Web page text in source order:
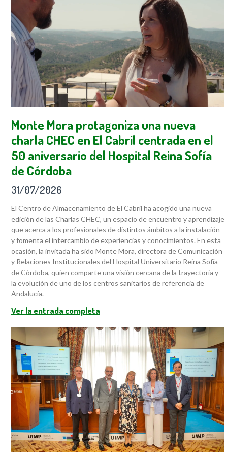
Monte Mora protagoniza una nueva
charla CHEC en El Cabril centrada en el
50 aniversario del Hospital Reina Sofía
de Córdoba
31/07/2026
El Centro de Almacenamiento de El Cabril ha acogido una nueva
edición de las Charlas CHEC, un espacio de encuentro y aprendizaje
que acerca a los profesionales de distintos ámbitos a la instalación
y fomenta el intercambio de experiencias y conocimientos. En esta
ocasión, la invitada ha sido Monte Mora, directora de Comunicación
y Relaciones Institucionales del Hospital Universitario Reina Sofía
de Córdoba, quien comparte una visión cercana de la trayectoria y
la evolución de uno de los centros sanitarios de referencia de
Andalucía.
Ver la entrada completa